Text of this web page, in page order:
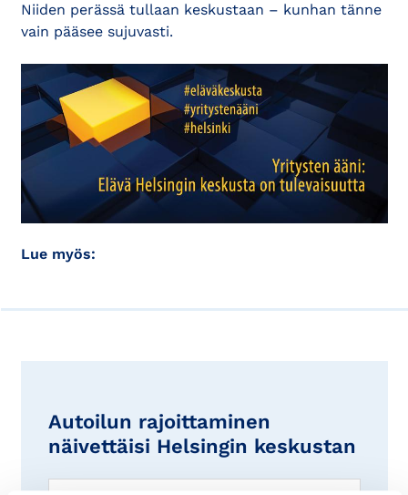
Niiden perässä tullaan keskustaan – kunhan tänne
vain pääsee sujuvasti.
Lue myös:
Autoilun rajoittaminen
näivettäisi Helsingin keskustan